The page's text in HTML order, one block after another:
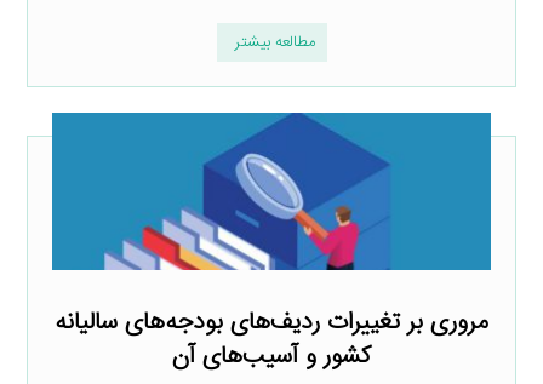
مطالعه بیشتر
مروری بر تغییرات ردیف‌های بودجه‌های سالیانه
کشور و آسیب‌های آن